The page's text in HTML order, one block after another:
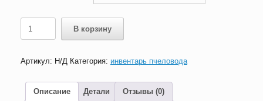
товара
Трапеция
В корзину
Артикул: Н/Д Категория: инвентарь пчеловода
Описание Детали Отзывы (0)